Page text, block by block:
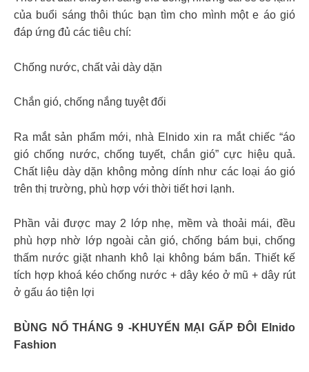
của buổi sáng thôi thúc bạn tìm cho mình một e áo gió
đáp ứng đủ các tiêu chí:
Chống nước, chất vải dày dặn
Chắn gió, chống nắng tuyệt đối
Ra mắt sản phẩm mới, nhà Elnido xin ra mắt chiếc “áo
gió chống nước, chống tuyết, chắn gió” cực hiệu quả.
Chất liệu dày dặn không mỏng dính như các loại áo gió
trên thị trường, phù hợp với thời tiết hơi lạnh.
Phần vải được may 2 lớp nhẹ, mềm và thoải mái, đều
phù hợp nhờ lớp ngoài cản gió, chống bám bụi, chống
thấm nước giặt nhanh khô lại không bám bẩn. Thiết kế
tích hợp khoá kéo chống nước + dây kéo ở mũ + dây rút
ở gấu áo tiện lợi
BÙNG NỔ THÁNG 9 -KHUYẾN MẠI GẤP ĐÔI Elnido
Fashion